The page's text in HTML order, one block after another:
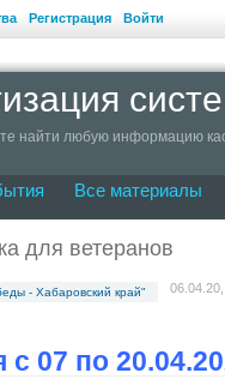
Регистрация Войти
найти любую информацию
Все материалы
для ветеранов
- Хабаровский край"
07 по